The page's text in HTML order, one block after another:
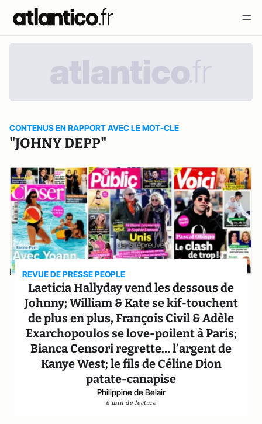
CONTENUS EN RAPPORT AVEC LE MOT-CLE
"JOHNY DEPP"
REVUE DE PRESSE PEOPLE
Laeticia Hallyday vend les dessous de
Johnny; William & Kate se kif-touchent
de plus en plus, François Civil & Adèle
Exarchopoulos se love-poilent à Paris;
Bianca Censori regrette… l’argent de
Kanye West; le fils de Céline Dion
patate-canapise
Philippine de Belair
6 min de lecture